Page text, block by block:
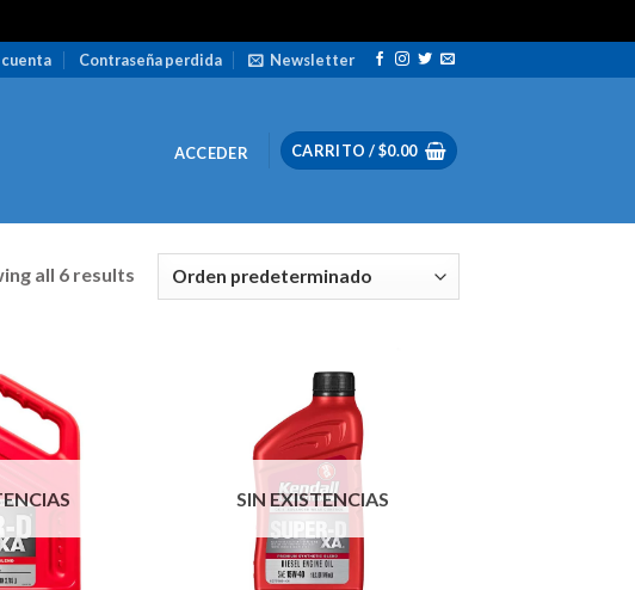
Contraseña perdida Newsletter
ACCEDER CARRITO /$0.00
all 6 results
SIN EXISTENCIAS